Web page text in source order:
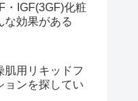
・IGF(3GF)化粧
な効果がある
肌用リキッドフ
ョンを探してい